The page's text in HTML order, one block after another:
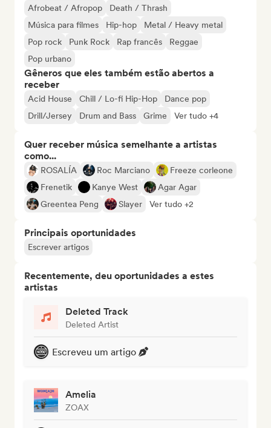
Afrobeat / Afropop
Death / Thrash
Música para filmes
Hip-hop
Metal / Heavy metal
Pop rock
Punk Rock Rap francês
Reggae
Pop urbano
Gêneros que eles também estão abertos a
receber
Acid House Chill / Lo-fi Hip-Hop
Dance pop
Drill/Jersey
Drum and Bass Grime Ver tudo +4
Quer receber música semelhante a artistas
como...
ROSALÍA Roc Marciano
Freeze corleone
Frenetik
Kanye West
Agar Agar
Greentea Peng
Slayer Ver tudo +2
Principais oportunidades
Escrever artigos
Recentemente, deu oportunidades a estes
artistas
Deleted Track
Deleted Artist
Escreveu um artigo
Amelia
ZOAX